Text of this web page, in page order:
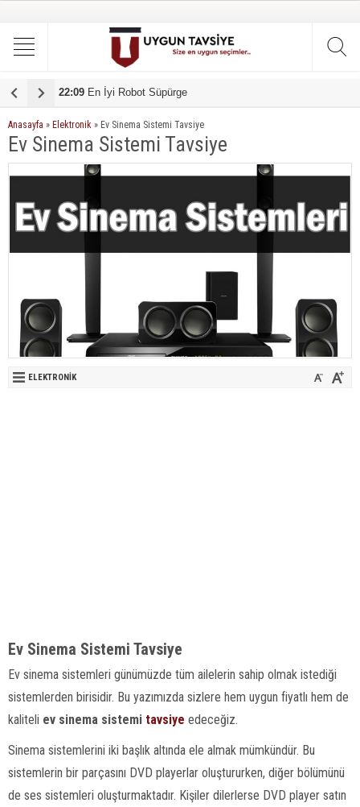
22:09 En İyi Robot Süpürge
Anasayfa » Elektronik » Ev Sinema Sistemi Tavsiye
Ev Sinema Sistemi Tavsiye
ELEKTRONIK
Ev Sinema Sistemi Tavsiye
Ev sinema sistemleri günümüzde tüm ailelerin sahip olmak istediği
sistemlerden birisidir. Bu yazımızda sizlere hem uygun fiyatlı hem de
kaliteli ev sinema sistemi tavsiye edeceğiz.
Sinema sistemlerini iki başlık altında ele almak mümkündür. Bu
sistemlerin bir parçasını DVD playerlar oluştururken, diğer bölümünü
de ses sistemleri oluşturmaktadır. Kişiler dilerlerse DVD player satın